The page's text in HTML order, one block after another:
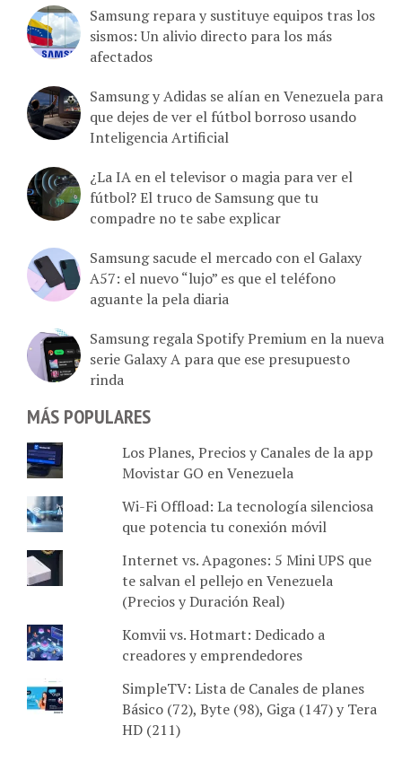
sismos: Un alivio directo para los más
afectados
que dejes de ver el fútbol borroso usando
Inteligencia Artificial
fútbol? El truco de Samsung que tu
compadre no te sabe explicar
A57: el nuevo “lujo” es que el teléfono
aguante la pela diaria
serie Galaxy A para que ese presupuesto
rinda
Movistar GO en Venezuela
que potencia tu conexión móvil
Internet vs. Apagones: 5 Mini UPS que
te salvan el pellejo en Venezuela
(Precios y Duración Real)
Komvii vs. Hotmart: Dedicado a
creadores y emprendedores
SimpleTV: Lista de Canales de planes
Básico (72), Byte (98), Giga (147) y Tera
HD (211)